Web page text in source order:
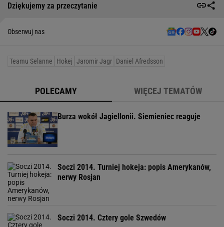
Dziękujemy za przeczytanie
Obserwuj nas
Teamu Selanne Hokej Jaromir Jagr Daniel Afredsson
POLECAMY WIĘCEJ TEMATÓW
Burza wokół Jagiellonii. Siemieniec reaguje
Soczi 2014. Turniej hokeja: popis Amerykanów,
nerwy Rosjan
Soczi 2014. Cztery gole Szwedów